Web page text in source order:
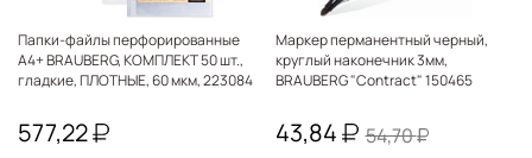
Папки-файлы перфорированные
А4+ BRAUBERG, КОМПЛЕКТ 50 шт.,
гладкие, ПЛОТНЫЕ, 60 мкм, 223084
577,22
Маркер перманентный черный,
круглый наконечник 3мм,
BRAUBERG "Contract" 150465
43,84 54,70